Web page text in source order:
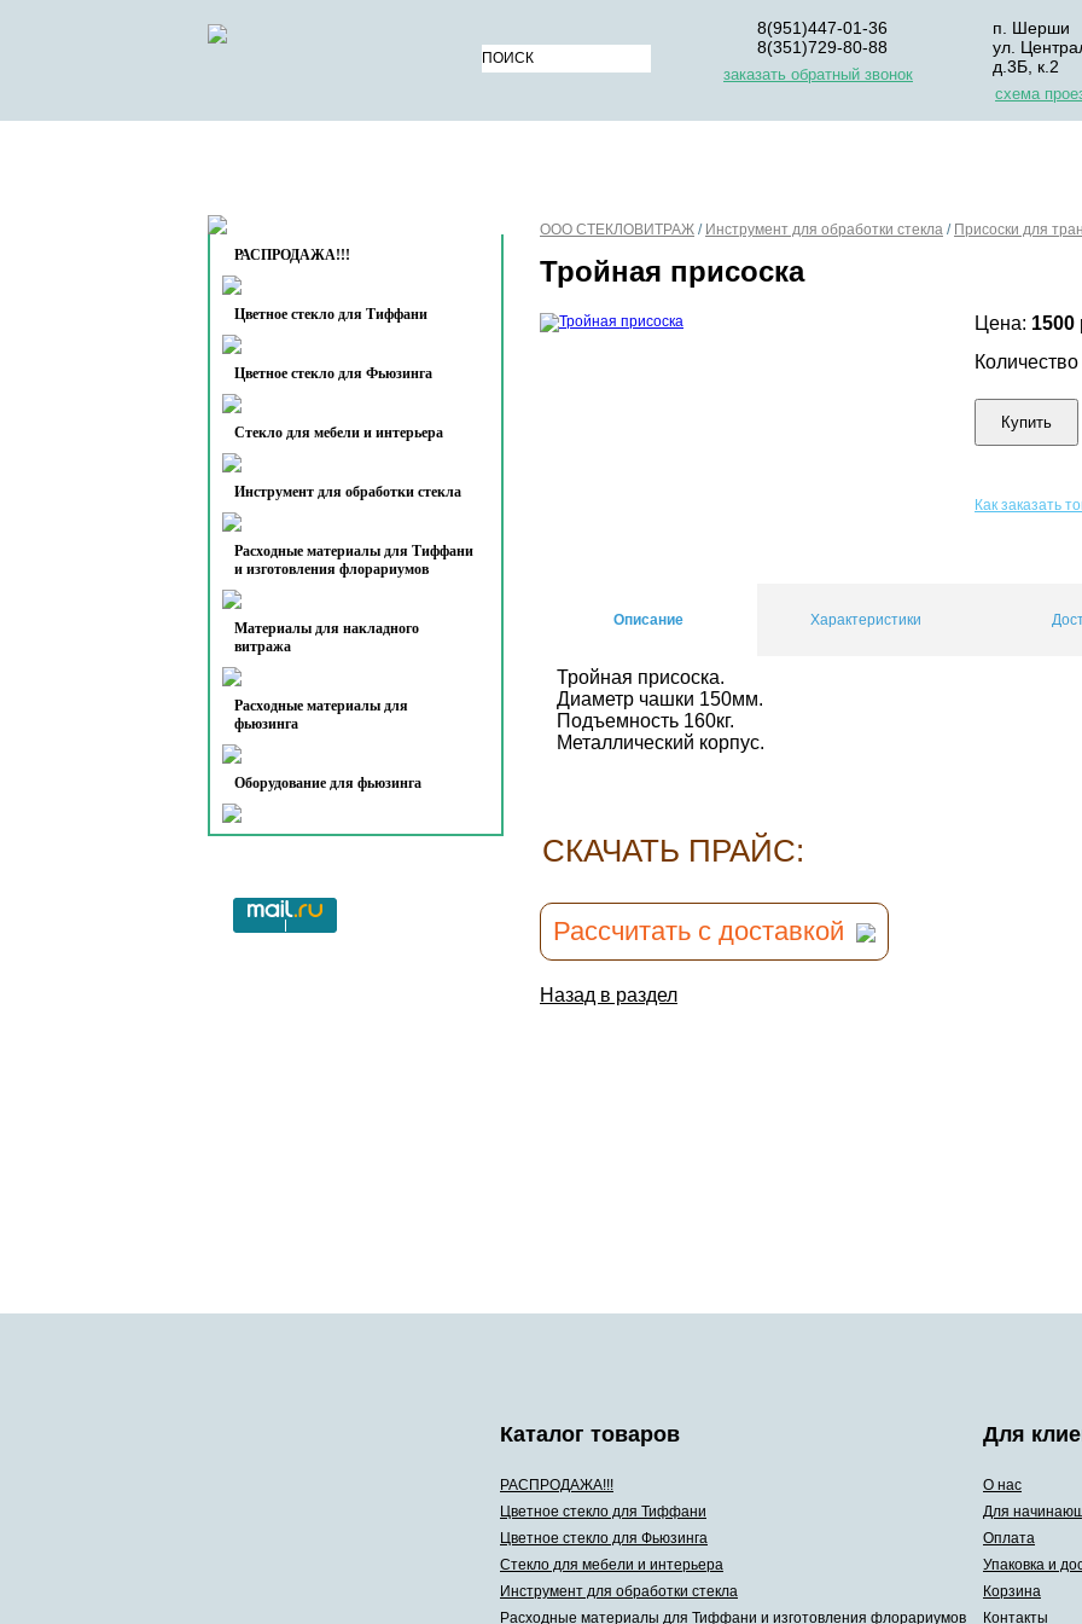
8(951)447-01-36
8(351)729-80-88
заказать обратный звонок
п. Шерши
ул.
д.3Б, к.2
схема
РАСПРОДАЖА!!!
Цветное стекло для Тиффани
Цветное стекло для Фьюзинга
Стекло для мебели и интерьера
Инструмент для обработки стекла
Расходные материалы для Тиффани
и изготовления флорариумов
Материалы для накладного
витража
Расходные материалы для
фьюзинга
Оборудование для фьюзинга
ООО СТЕКЛОВИТРАЖ / Инструмент для обработки стекла / Присоски для
Тройная присоска
Цена: 1500
Количество
Купить
Как заказать
Описание Характеристики
Тройная присоска.
Диаметр чашки 150мм.
Подъемность 160кг.
Металлический корпус.
CКАЧАТЬ ПРАЙС:
Рассчитать с доставкой
Назад в раздел
Каталог товаров
РАСПРОДАЖА!!!
Цветное стекло для Тиффани
Цветное стекло для Фьюзинга
Стекло для мебели и интерьера
Инструмент для обработки стекла
Расходные материалы для Тиффани и изготовления флорариумов
Для
О нас
Для
Оплата
Упаковка и
Корзина
Контакты